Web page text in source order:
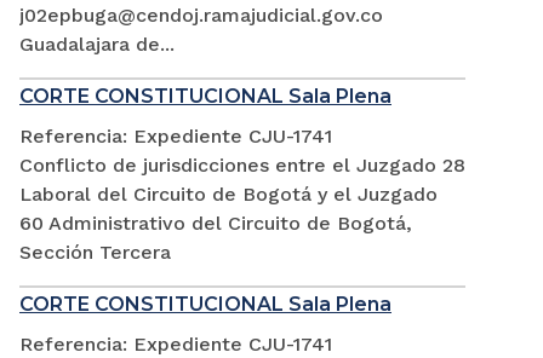
j02epbuga@cendoj.ramajudicial.gov.co
Guadalajara de...
CORTE CONSTITUCIONAL Sala Plena
Referencia: Expediente CJU-1741
Conflicto de jurisdicciones entre el Juzgado 28
Laboral del Circuito de Bogotá y el Juzgado
60 Administrativo del Circuito de Bogotá,
Sección Tercera
CORTE CONSTITUCIONAL Sala Plena
Referencia: Expediente CJU-1741